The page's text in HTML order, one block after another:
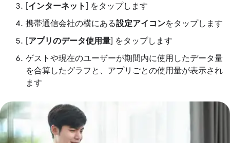
[インターネット] をタップします
携帯通信会社の横にある設定アイコンをタップします
[アプリのデータ使用量] をタップします
ゲストや現在のユーザーが期間内に使用したデータ量
を合算したグラフと、アプリごとの使用量が表示され
ます